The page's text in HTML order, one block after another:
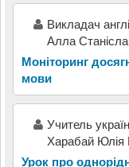
Викладач
Алла
Моніторинг
мови
Учитель
Харабай Юлія
Урок про